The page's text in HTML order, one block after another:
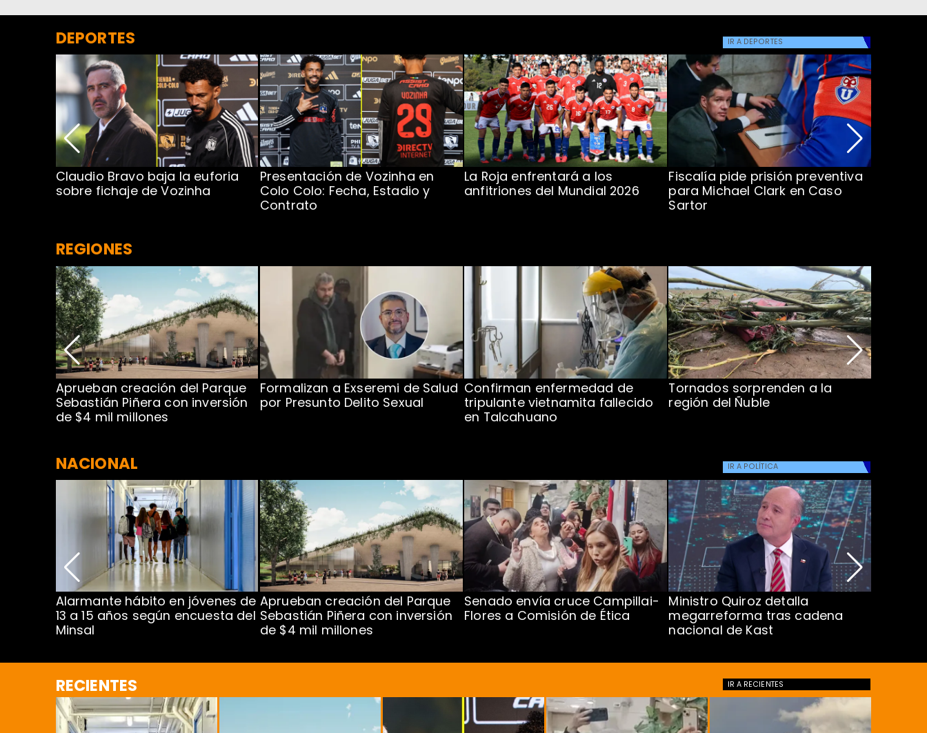
DEPORTES IR A DEPORTES
Claudio Bravo baja la euforia
sobre fichaje de Vozinha
Presentación de Vozinha en
Colo Colo: Fecha, Estadio y
Contrato
La Roja enfrentará a los
anfitriones del Mundial 2026
Fiscalía pide prisión preventiva
para Michael Clark en Caso
Sartor
REGIONES
Aprueban creación del Parque
Sebastián Piñera con inversión
de $4 mil millones
Formalizan a Exseremi de Salud
por Presunto Delito Sexual
Confirman enfermedad de
tripulante vietnamita fallecido
en Talcahuano
Tornados sorprenden a la
región del Ñuble
NACIONAL IR A POLÍTICA
Alarmante hábito en jóvenes de
13 a 15 años según encuesta del
Minsal
Aprueban creación del Parque
Sebastián Piñera con inversión
de $4 mil millones
Senado envía cruce Campillai-
Flores a Comisión de Ética
Ministro Quiroz detalla
megarreforma tras cadena
nacional de Kast
RECIENTES IR A RECIENTES